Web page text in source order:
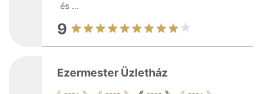
és ...
9
Ezermester Üzletház